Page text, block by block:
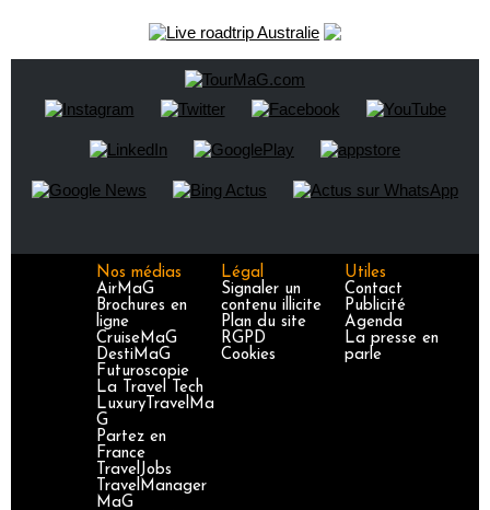
Nos médias
AirMaG
Brochures en
ligne
CruiseMaG
DestiMaG
Futuroscopie
La Travel Tech
LuxuryTravelMa
G
Partez en
France
TravelJobs
TravelManager
MaG
Légal
Signaler un
contenu illicite
Plan du site
RGPD
Cookies
Utiles
Contact
Publicité
Agenda
La presse en
parle